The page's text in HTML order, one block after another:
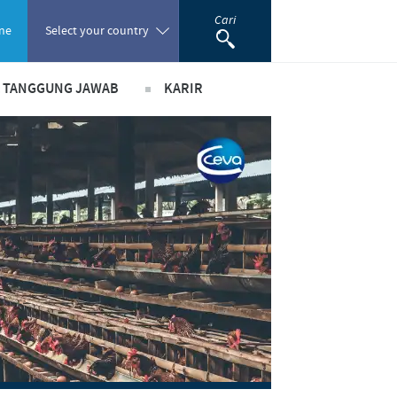
Select your country
Portugal
Romania
Russia
South Africa
Spain
Cari
JAWAB
peranan
bisnis dan ilmiah
pendukung
KARIR
Pekerjaan utama kami
Lowongan Pekerjaan
Proses perekrutan kami
Pengembangan Diri